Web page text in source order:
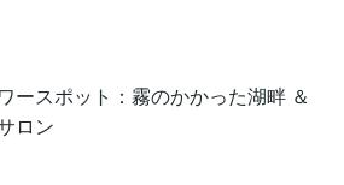
ースポット：霧のかかった湖畔 ＆
ロン